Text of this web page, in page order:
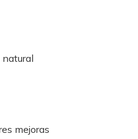
mejoras